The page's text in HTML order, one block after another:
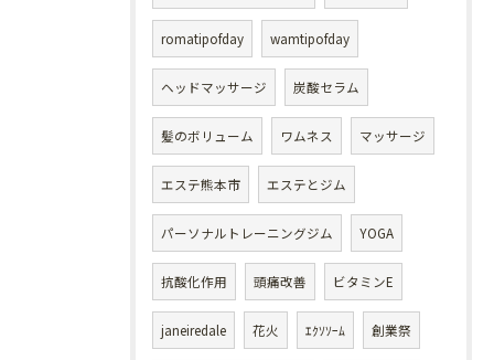
romatipofday wamtipofday
ヘッドマッサージ 炭酸セラム
髪のボリューム ワムネス マッサージ
エステ熊本市 エステとジム
パーソナルトレーニングジム YOGA
抗酸化作用 頭痛改善 ビタミンE
janeiredale 花火 ｴｸｿｿｰﾑ 創業祭